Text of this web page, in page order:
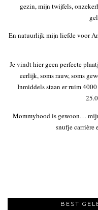
gezin, mijn twijfels,
En natuurlijk mijn liefde voor
Je vindt hier geen perfecte
eerlijk, soms rauw, soms
Inmiddels staan er ruim
Mommyhood is gewoon…
snufje carrière
BEST